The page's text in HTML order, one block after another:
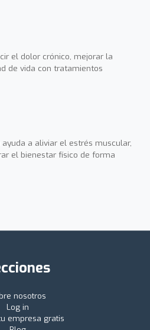
el dolor crónico, mejorar la
de vida con tratamientos
a aliviar el estrés muscular,
el bienestar físico de forma
nosotros
Log in
empresa gratis